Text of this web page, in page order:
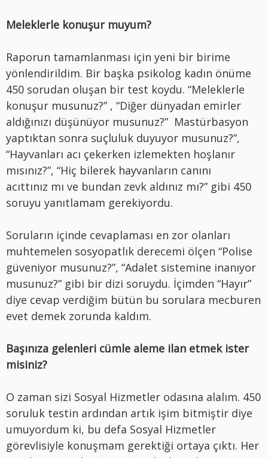
Meleklerle konuşur muyum?
Raporun tamamlanması için yeni bir birime
yönlendirildim. Bir başka psikolog kadın önüme
450 sorudan oluşan bir test koydu. “Meleklerle
konuşur musunuz?” , “Diğer dünyadan emirler
aldığınızı düşünüyor musunuz?” Mastürbasyon
yaptıktan sonra suçluluk duyuyor musunuz?”,
“Hayvanları acı çekerken izlemekten hoşlanır
mısınız?”, “Hiç bilerek hayvanların canını
acıttınız mı ve bundan zevk aldınız mı?” gibi 450
soruyu yanıtlamam gerekiyordu.
Soruların içinde cevaplaması en zor olanları
muhtemelen sosyopatlık derecemi ölçen “Polise
güveniyor musunuz?”, “Adalet sistemine inanıyor
musunuz?” gibi bir dizi soruydu. İçimden “Hayır”
diye cevap verdiğim bütün bu sorulara mecburen
evet demek zorunda kaldım.
Başınıza gelenleri cümle aleme ilan etmek ister
misiniz?
O zaman sizi Sosyal Hizmetler odasına alalım. 450
soruluk testin ardından artık işim bitmiştir diye
umuyordum ki, bu defa Sosyal Hizmetler
görevlisiyle konuşmam gerektiği ortaya çıktı. Her